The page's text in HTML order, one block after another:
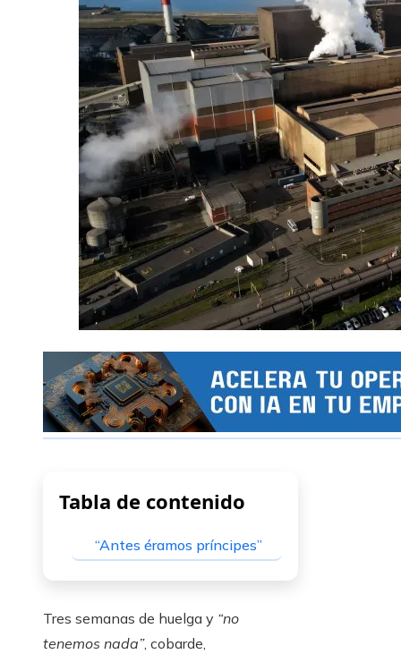
Tabla de contenido
“Antes éramos príncipes”
Tres semanas de huelga y “no
tenemos nada”, cobarde,